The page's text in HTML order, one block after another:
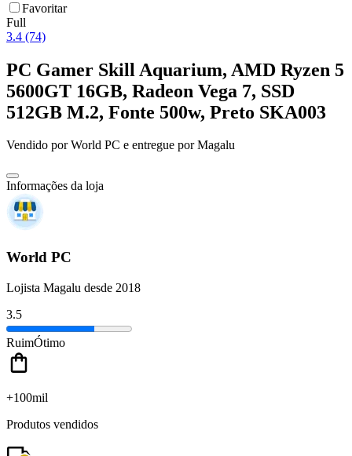
Favoritar
Full
3.4 (74)
PC Gamer Skill Aquarium, AMD Ryzen 5
5600GT 16GB, Radeon Vega 7, SSD
512GB M.2, Fonte 500w, Preto SKA003
Vendido porWorld PC e entregue por Magalu
Informações da loja
World PC
Lojista Magalu desde 2018
3.5
RuimÓtimo
+100mil
Produtos vendidos